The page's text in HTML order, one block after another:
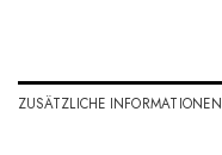
ZUSÄTZLICHE INFORMATIONEN